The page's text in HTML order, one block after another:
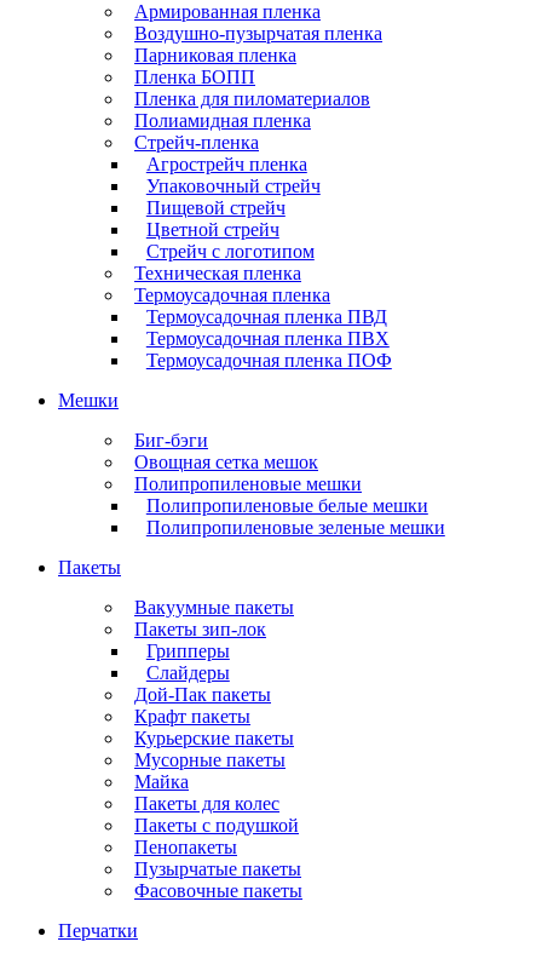
Армированная пленка
Воздушно-пузырчатая пленка
Парниковая пленка
Пленка БОПП
Пленка для пиломатериалов
Полиамидная пленка
Стрейч-пленка
Агрострейч пленка
Упаковочный стрейч
Пищевой стрейч
Цветной стрейч
Стрейч с логотипом
Техническая пленка
Термоусадочная пленка
Термоусадочная пленка ПВД
Термоусадочная пленка ПВХ
Термоусадочная пленка ПОФ
Мешки
Биг-бэги
Овощная сетка мешок
Полипропиленовые мешки
Полипропиленовые белые мешки
Полипропиленовые зеленые мешки
Пакеты
Вакуумные пакеты
Пакеты зип-лок
Грипперы
Слайдеры
Дой-Пак пакеты
Крафт пакеты
Курьерские пакеты
Мусорные пакеты
Майка
Пакеты для колес
Пакеты с подушкой
Пенопакеты
Пузырчатые пакеты
Фасовочные пакеты
Перчатки